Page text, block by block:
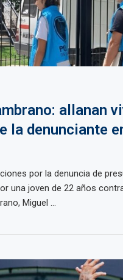
allanan
la denunciante
por la denuncia de
una joven de 22 años
Miguel ...